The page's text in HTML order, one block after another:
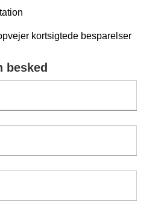
kortsigtede besparelser
besked